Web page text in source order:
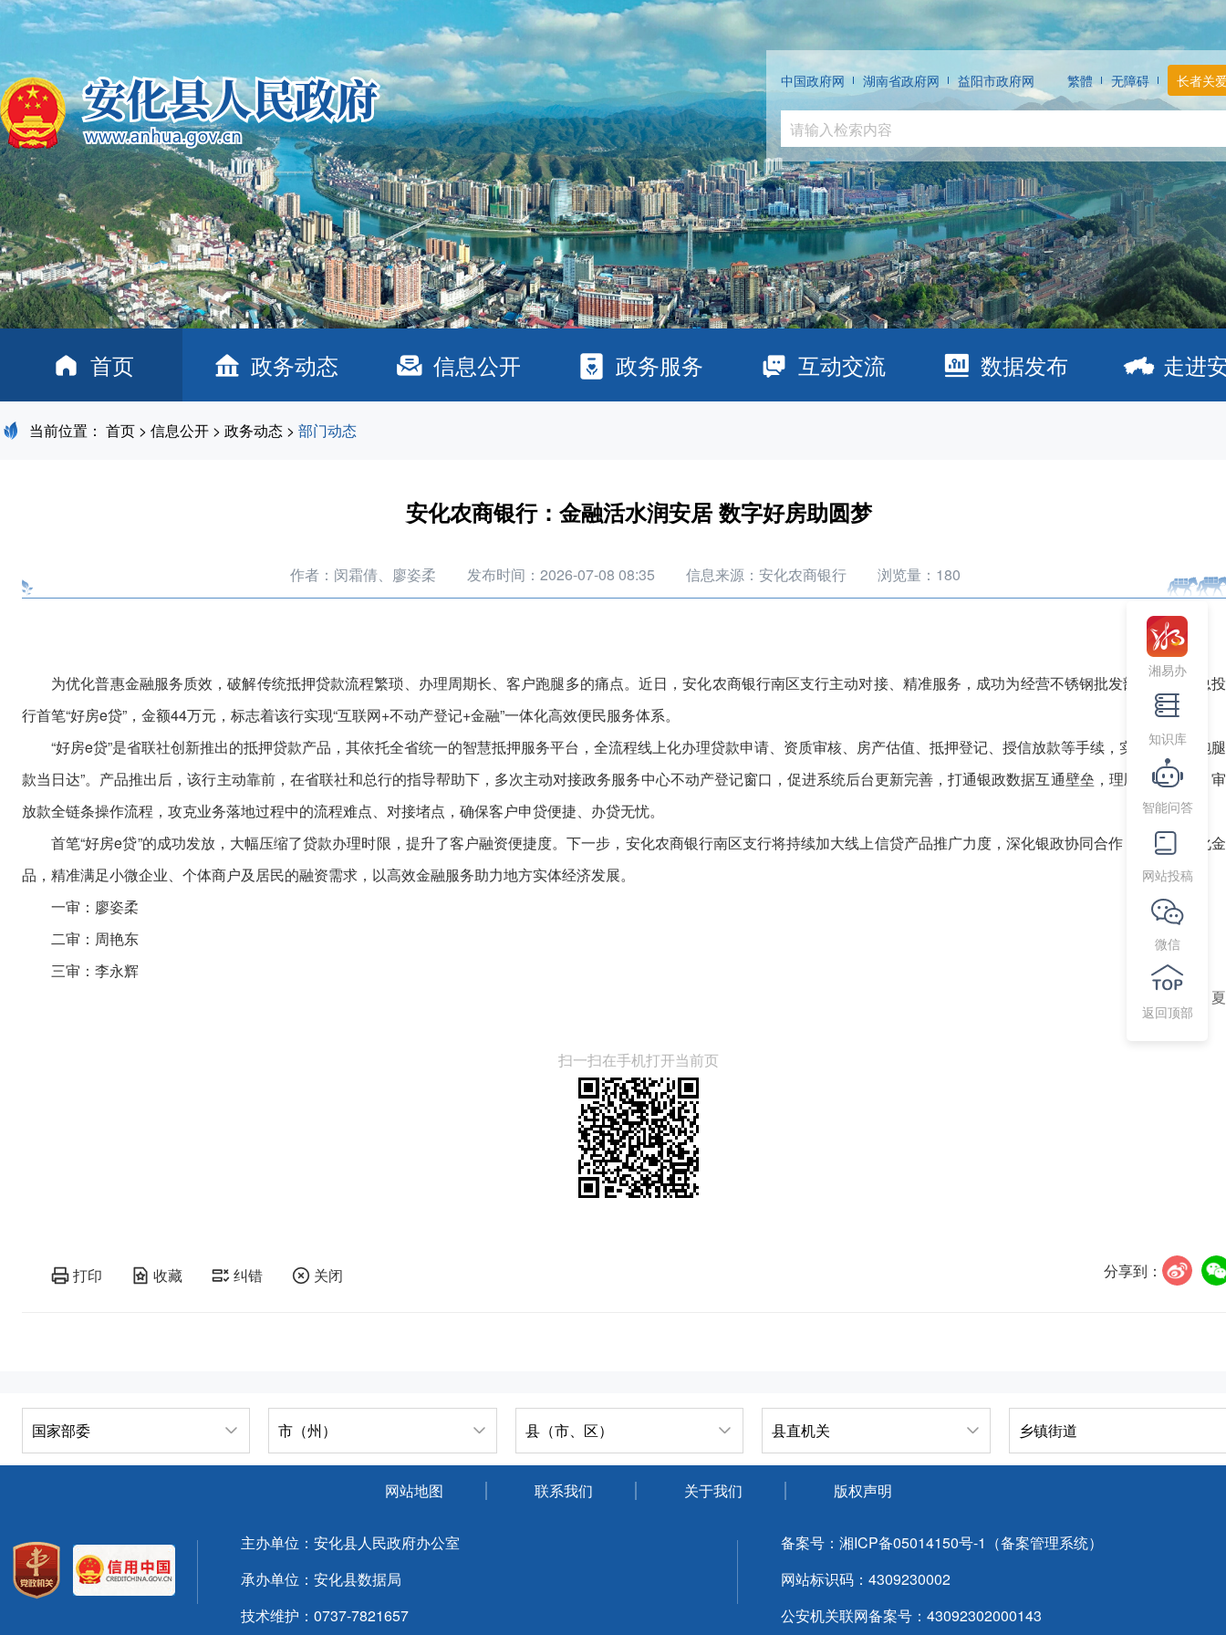
中国政府网 湖南省政府网 益阳市政府网 繁體 无障碍 长者关
首页 政务动态 信息公开 政务服务 互动交流 数据发布 走进
当前位置： 首页 > 信息公开 > 政务动态 > 部门动态
安化农商银行：金融活水润安居 数字好房助圆梦
作者：闵霜倩、廖姿柔 发布时间：2026-07-08 08:35 信息来源：安化农商银行 浏览量： 180
为优化普惠金融服务质效，破解传统抵押贷款流程繁琐、办理周期长、客户跑腿多的痛点。近日，安化农商银行南区支行主动对接、精准服务，成功为经营不锈钢批发部的客户蒋总
行首笔“好房e贷”，金额44万元，标志着该行实现“互联网+不动产登记+金融”一体化高效便民服务体系。
“好房e贷”是省联社创新推出的抵押贷款产品，其依托全省统一的智慧抵押服务平台，全流程线上化办理贷款申请、资质审核、房产估值、抵押登记、授信放款等手续，实现“客户零跑
款当日达”。产品推出后，该行主动靠前，在省联社和总行的指导帮助下，多次主动对接政务服务中心不动产登记窗口，促进系统后台更新完善，打通银政数据互通壁垒，理顺线上登记、
放款全链条操作流程，攻克业务落地过程中的流程难点、对接堵点，确保客户申贷便捷、办贷无忧。
首笔“好房e贷”的成功发放，大幅压缩了贷款办理时限，提升了客户融资便捷度。下一步，安化农商银行南区支行将持续加大线上信贷产品推广力度，深化银政协同合作，依托数字化
品，精准满足小微企业、个体商户及居民的融资需求，以高效金融服务助力地方实体经济发展。
一审：廖姿柔
二审：周艳东
三审：李永辉
责任编辑：
扫一扫在手机打开当前页
打印 收藏 纠错 关闭 分享到：
湘易办
知识库
智能问答
网站投稿
微信
返回顶部
国家部委 市（州） 县（市、区） 县直机关 乡镇街道
网站地图 联系我们 关于我们 版权声明
主办单位：安化县人民政府办公室
承办单位：安化县数据局
技术维护：0737-7821657
备案号： 湘ICP备05014150号-1（备案管理系统）
网站标识码：4309230002
公安机关联网备案号：43092302000143